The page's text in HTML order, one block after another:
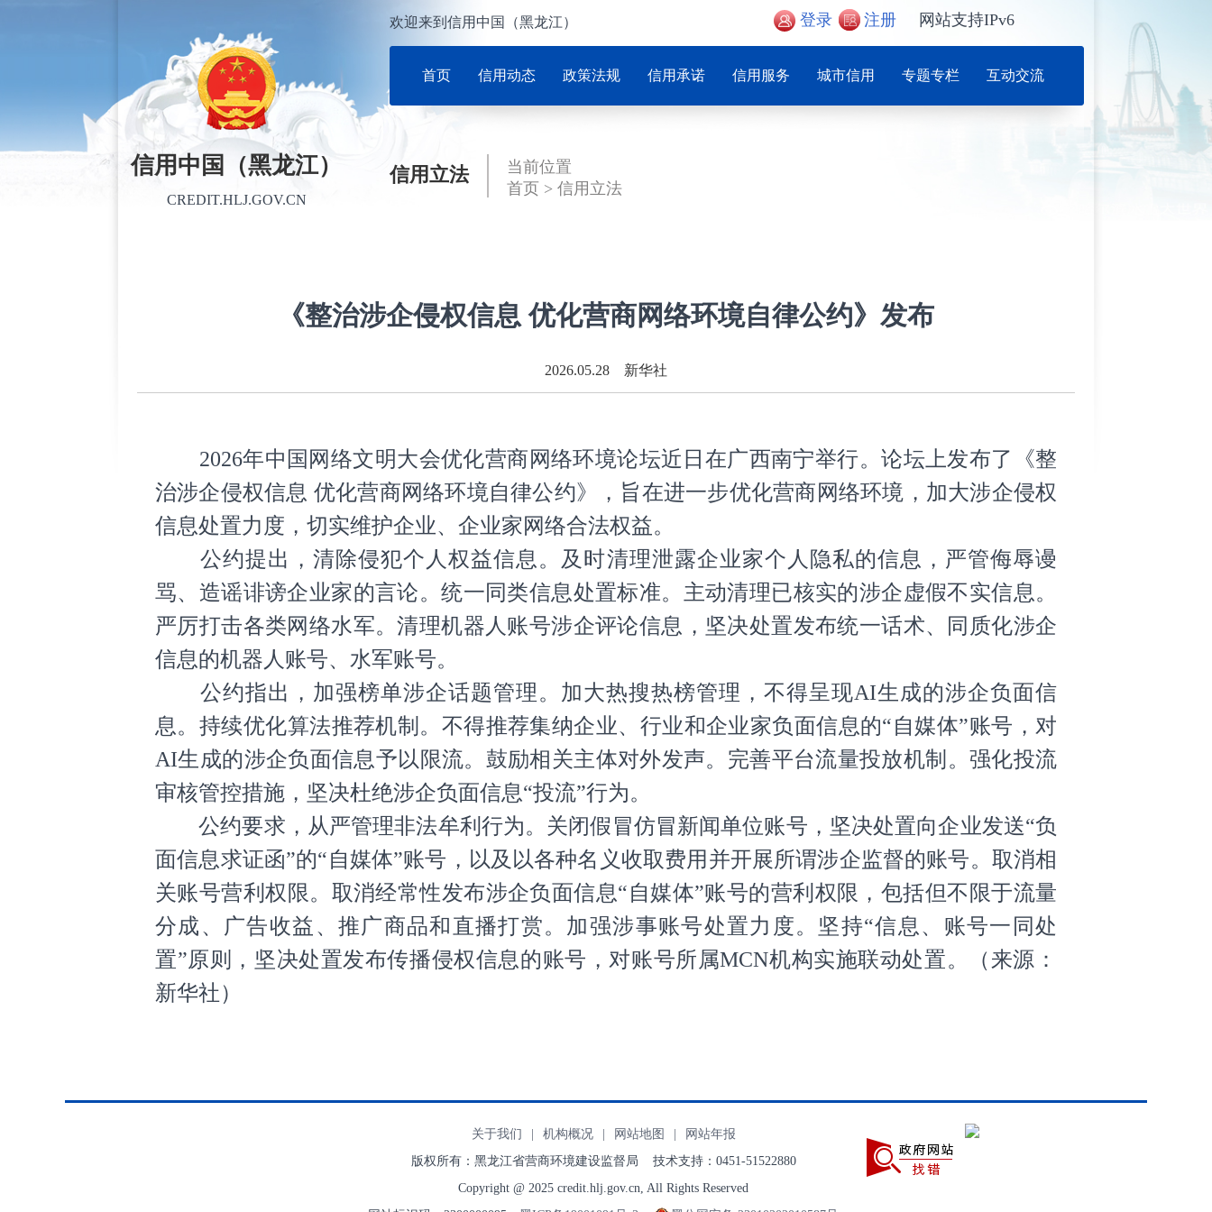
登录 注册 网站支持IPv6
信用中国（黑龙江）
CREDIT.HLJ.GOV.CN
欢迎来到信用中国（黑龙江）
首页 信用动态 政策法规 信用承诺 信用服务 城市信用 专题专栏 互动交流
信用立法
当前位置
首页 > 信用立法
《整治涉企侵权信息 优化营商网络环境自律公约》发布
2026.05.28 新华社
2026年中国网络文明大会优化营商网络环境论坛近日在广西南宁举行。论坛上发布了《整
治涉企侵权信息 优化营商网络环境自律公约》，旨在进一步优化营商网络环境，加大涉企侵权
信息处置力度，切实维护企业、企业家网络合法权益。
公约提出，清除侵犯个人权益信息。及时清理泄露企业家个人隐私的信息，严管侮辱谩
骂、造谣诽谤企业家的言论。统一同类信息处置标准。主动清理已核实的涉企虚假不实信息。
严厉打击各类网络水军。清理机器人账号涉企评论信息，坚决处置发布统一话术、同质化涉企
信息的机器人账号、水军账号。
公约指出，加强榜单涉企话题管理。加大热搜热榜管理，不得呈现AI生成的涉企负面信
息。持续优化算法推荐机制。不得推荐集纳企业、行业和企业家负面信息的“自媒体”账号，对
AI生成的涉企负面信息予以限流。鼓励相关主体对外发声。完善平台流量投放机制。强化投流
审核管控措施，坚决杜绝涉企负面信息“投流”行为。
公约要求，从严管理非法牟利行为。关闭假冒仿冒新闻单位账号，坚决处置向企业发送“负
面信息求证函”的“自媒体”账号，以及以各种名义收取费用并开展所谓涉企监督的账号。取消相
关账号营利权限。取消经常性发布涉企负面信息“自媒体”账号的营利权限，包括但不限于流量
分成、广告收益、推广商品和直播打赏。加强涉事账号处置力度。坚持“信息、账号一同处
置”原则，坚决处置发布传播侵权信息的账号，对账号所属MCN机构实施联动处置。（ 来源：
新华社）
关于我们 机构概况 网站地图
网站年报
版权所有：黑龙江省营商环境建设监督局 技术支持：0451-51522880
Copyright @ 2025 credit.hlj.gov.cn, All Rights Reserved